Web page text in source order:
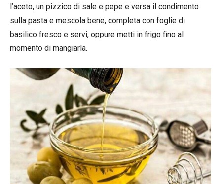
l’aceto, un pizzico di sale e pepe e versa il condimento
sulla pasta e mescola bene, completa con foglie di
basilico fresco e servi, oppure metti in frigo fino al
momento di mangiarla.